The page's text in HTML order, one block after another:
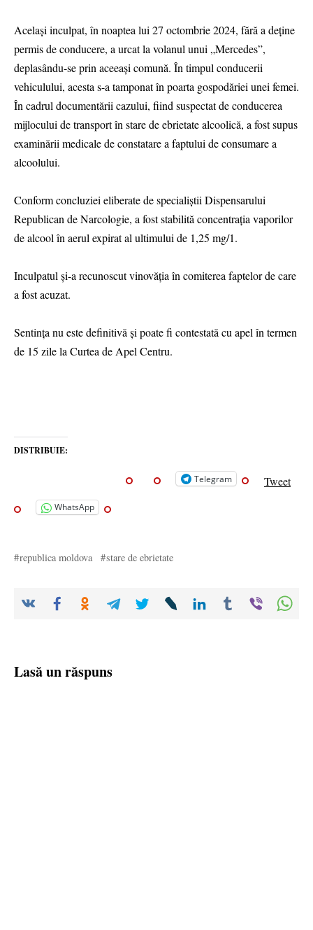
Același inculpat, în noaptea lui 27 octombrie 2024, fără a deține
permis de conducere, a urcat la volanul unui „Mercedes”,
deplasându-se prin aceeași comună. În timpul conducerii
vehiculului, acesta s-a tamponat în poarta gospodăriei unei femei.
În cadrul documentării cazului, fiind suspectat de conducerea
mijlocului de transport în stare de ebrietate alcoolică, a fost supus
examinării medicale de constatare a faptului de consumare a
alcoolului.
Conform concluziei eliberate de specialiștii Dispensarului
Republican de Narcologie, a fost stabilită concentrația vaporilor
de alcool în aerul expirat al ultimului de 1,25 mg/1.
Inculpatul și-a recunoscut vinovăția în comiterea faptelor de care
a fost acuzat.
Sentința nu este definitivă și poate fi contestată cu apel în termen
de 15 zile la Curtea de Apel Centru.
DISTRIBUIE:
Telegram Tweet
WhatsApp
republica moldova stare de ebrietate
Lasă un răspuns